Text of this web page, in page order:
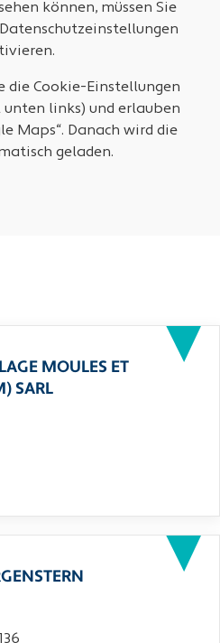
können, müssen Sie
die Cookie-Einstellungen
unten links) und erlauben
Maps“. Danach wird die
geladen.
MOULES ET
SARL